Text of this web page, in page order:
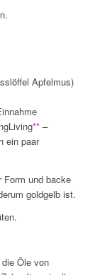
Apfelmus)
** –
ein paar
Form und backe
goldgelb ist.
Öle von